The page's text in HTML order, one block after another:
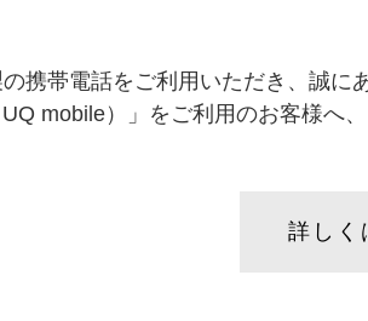
携帯電話をご利用いただき、誠に
UQ mobile）」をご利用のお客様へ
詳しく